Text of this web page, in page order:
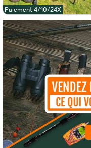
Paiement 4/10/24X